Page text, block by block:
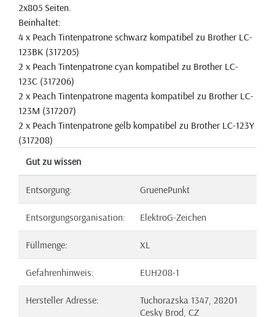
2x805 Seiten.
Beinhaltet:
4 x Peach Tintenpatrone schwarz kompatibel zu Brother LC-
123BK (317205)
2 x Peach Tintenpatrone cyan kompatibel zu Brother LC-
123C (317206)
2 x Peach Tintenpatrone magenta kompatibel zu Brother LC-
123M (317207)
2 x Peach Tintenpatrone gelb kompatibel zu Brother LC-123Y
(317208)
Gut zu wissen
Entsorgung: GruenePunkt
Entsorgungsorganisation: ElektroG-Zeichen
Füllmenge: XL
Gefahrenhinweis: EUH208-1
Hersteller Adresse:
Tuchorazska 1347, 28201
Cesky Brod, CZ